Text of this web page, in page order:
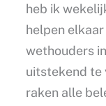
heb ik
helpen
wethouders
uitstekend te
raken alle